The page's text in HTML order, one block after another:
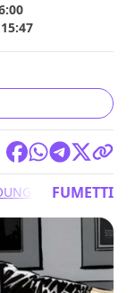
ANIMAL
FUMETTI